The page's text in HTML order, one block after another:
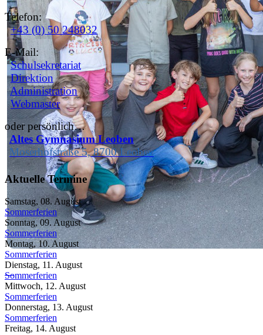
1d
1e
1f
Telefon:
+43 (0) 50 248032
E-Mail:
Schulsekretariat
Direktion
Administration
Webmaster
oder persönlich…
Altes Gymnasium Leoben
Moserhofstraße 5, 8700 Leoben
Aktuelle Termine
Samstag, 08. August
Sommerferien
Sonntag, 09. August
Sommerferien
Montag, 10. August
Sommerferien
Dienstag, 11. August
Sommerferien
Mittwoch, 12. August
Sommerferien
Donnerstag, 13. August
Sommerferien
Freitag, 14. August